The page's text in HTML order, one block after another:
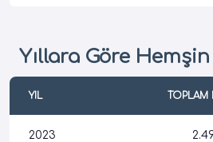
Yıllara Göre
YIL TOPLAM
2023